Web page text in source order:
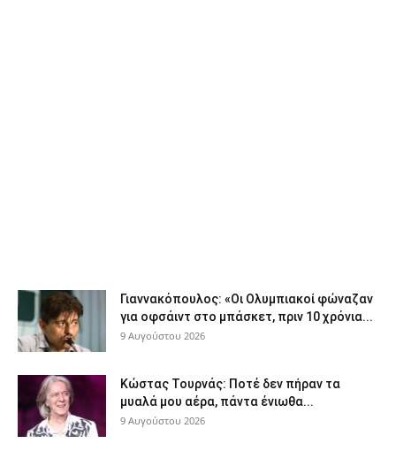
Γιαννακόπουλος: «Οι Ολυμπιακοί φώναζαν
για οφσάιντ στο μπάσκετ, πριν 10 χρόνια...
9 Αυγούστου 2026
Κώστας Τουρνάς: Ποτέ δεν πήραν τα
μυαλά μου αέρα, πάντα ένιωθα...
9 Αυγούστου 2026